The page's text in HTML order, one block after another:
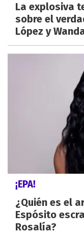
La explosiva
sobre el
López y
¡EPA!
¿Quién es el
Espósito
Rosalía?